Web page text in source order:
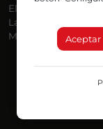
El Supermadrugador
La Mañana de
Más Madrugada
Aceptar